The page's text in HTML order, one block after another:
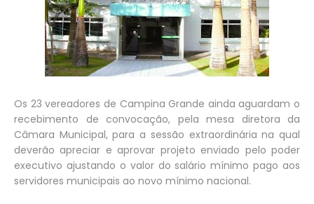
Os 23 vereadores de Campina Grande ainda aguardam o
recebimento de convocação, pela mesa diretora da
Câmara Municipal, para a sessão extraordinária na qual
deverão apreciar e aprovar projeto enviado pelo poder
executivo ajustando o valor do salário mínimo pago aos
servidores municipais ao novo mínimo nacional.